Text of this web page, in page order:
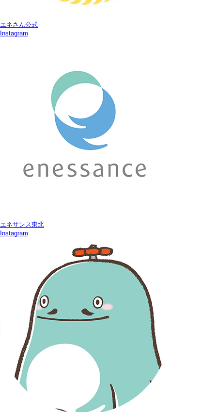
エネさん公式
Instagram
エネサンス東北
Instagram